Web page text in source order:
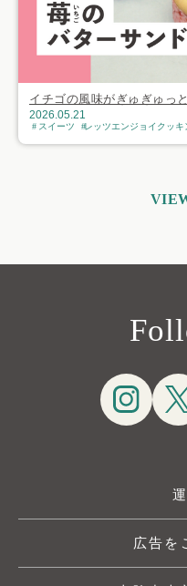
イチゴの風味がぎゅぎゅっ
2026.05.21
スイーツ レッツエンジョイクッキ
広告を